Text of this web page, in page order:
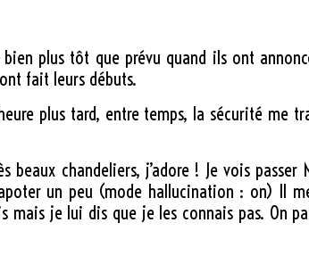
plus tôt que prévu quand ils ont
fait leurs débuts.
plus tard, entre temps, la sécurité me
chandeliers, j’adore ! Je vois passer
un peu (mode hallucination : on) Il
mais je lui dis que je les connais pas. On